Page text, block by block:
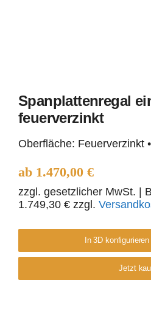
Spanplattenregal
feuerverzinkt
Oberfläche: Feuerverzinkt
ab 1.470,00 €
zzgl. gesetzlicher MwSt. |
1.749,30 € zzgl.
In 3D
Jetzt